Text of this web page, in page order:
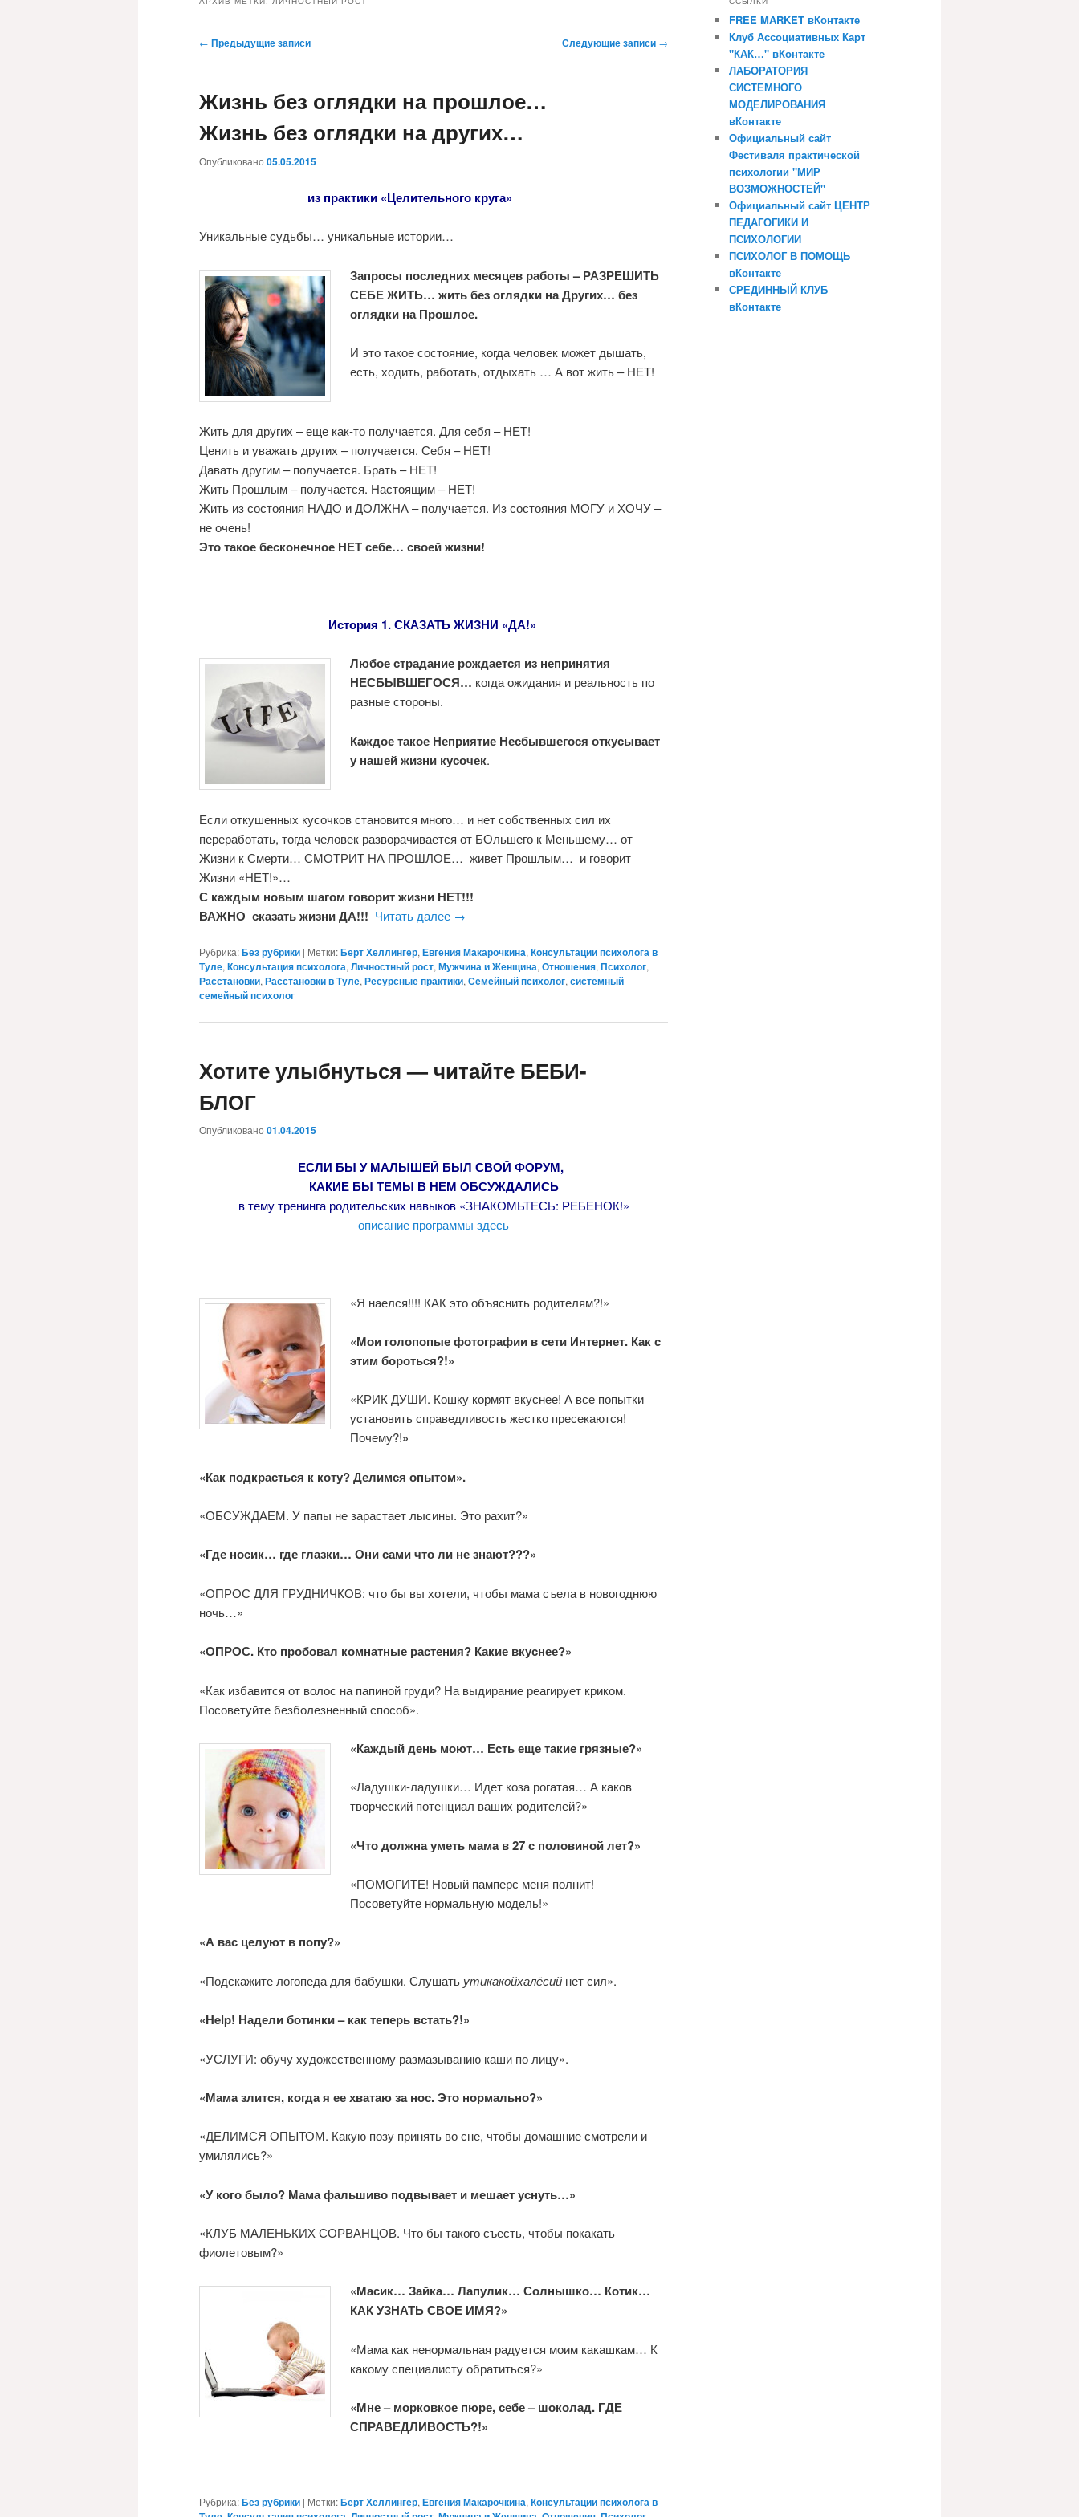
Навигация
← Предыдущие записи Следующие записи →
Жизнь без оглядки на прошлое…
Жизнь без оглядки на других…
Опубликовано 05.05.2015
из практики «Целительного круга»
Уникальные судьбы… уникальные истории…
Запросы последних месяцев работы – РАЗРЕШИТЬ
СЕБЕ ЖИТЬ… жить без оглядки на Других… без
оглядки на Прошлое.
И это такое состояние, когда человек может дышать,
есть, ходить, работать, отдыхать … А вот жить – НЕТ!
Жить для других – еще как-то получается. Для себя – НЕТ!
Ценить и уважать других – получается. Себя – НЕТ!
Давать другим – получается. Брать – НЕТ!
Жить Прошлым – получается. Настоящим – НЕТ!
Жить из состояния НАДО и ДОЛЖНА – получается. Из состояния МОГУ и ХОЧУ –
не очень!
Это такое бесконечное НЕТ себе… своей жизни!
История 1. СКАЗАТЬ ЖИЗНИ «ДА!»
Любое страдание рождается из непринятия
НЕСБЫВШЕГОСЯ… когда ожидания и реальность по
разные стороны.
Каждое такое Неприятие Несбывшегося откусывает
у нашей жизни кусочек.
Если откушенных кусочков становится много… и нет собственных сил их
переработать, тогда человек разворачивается от БОльшего к Меньшему… от
Жизни к Смерти… СМОТРИТ НА ПРОШЛОЕ… живет Прошлым… и говорит
Жизни «НЕТ!»…
С каждым новым шагом говорит жизни НЕТ!!!
ВАЖНО сказать жизни ДА!!! Читать далее →
Рубрика:Без рубрики | Метки:Берт Хеллингер, Евгения Макарочкина, Консультации психолога в
Туле, Консультация психолога, Личностный рост, Мужчина и Женщина, Отношения, Психолог,
Расстановки, Расстановки в Туле, Ресурсные практики, Семейный психолог, системный
семейный психолог
Хотите улыбнуться — читайте БЕБИ-
БЛОГ
Опубликовано 01.04.2015
ЕСЛИ БЫ У МАЛЫШЕЙ БЫЛ СВОЙ ФОРУМ,
КАКИЕ БЫ ТЕМЫ В НЕМ ОБСУЖДАЛИСЬ
в тему тренинга родительских навыков «ЗНАКОМЬТЕСЬ: РЕБЕНОК!»
описание программы здесь
«Я наелся!!!! КАК это объяснить родителям?!»
«Мои голопопые фотографии в сети Интернет. Как с
этим бороться?!»
«КРИК ДУШИ. Кошку кормят вкуснее! А все попытки
установить справедливость жестко пресекаются!
Почему?!»
«Как подкрасться к коту? Делимся опытом».
«ОБСУЖДАЕМ. У папы не зарастает лысины. Это рахит?»
«Где носик… где глазки… Они сами что ли не знают???»
«ОПРОС ДЛЯ ГРУДНИЧКОВ: что бы вы хотели, чтобы мама съела в новогоднюю
ночь…»
«ОПРОС. Кто пробовал комнатные растения? Какие вкуснее?»
«Как избавится от волос на папиной груди? На выдирание реагирует криком.
Посоветуйте безболезненный способ».
«Каждый день моют… Есть еще такие грязные?»
«Ладушки-ладушки… Идет коза рогатая… А каков
творческий потенциал ваших родителей?»
«Что должна уметь мама в 27 с половиной лет?»
«ПОМОГИТЕ! Новый памперс меня полнит!
Посоветуйте нормальную модель!»
«А вас целуют в попу?»
«Подскажите логопеда для бабушки. Слушать утикакойхалёсий нет сил».
«Help! Надели ботинки – как теперь встать?!»
«УСЛУГИ: обучу художественному размазыванию каши по лицу».
«Мама злится, когда я ее хватаю за нос. Это нормально?»
«ДЕЛИМСЯ ОПЫТОМ. Какую позу принять во сне, чтобы домашние смотрели и
умилялись?»
«У кого было? Мама фальшиво подвывает и мешает уснуть…»
«КЛУБ МАЛЕНЬКИХ СОРВАНЦОВ. Что бы такого съесть, чтобы покакать
фиолетовым?»
«Масик… Зайка… Лапулик… Солнышко… Котик…
КАК УЗНАТЬ СВОЕ ИМЯ?»
«Мама как ненормальная радуется моим какашкам… К
какому специалисту обратиться?»
«Мне – морковкое пюре, себе – шоколад. ГДЕ
СПРАВЕДЛИВОСТЬ?!»
Рубрика:Без рубрики | Метки:Берт Хеллингер, Евгения Макарочкина, Консультации психолога в
FREE MARKET вКонтакте
Клуб Ассоциативных Карт
"КАК…" вКонтакте
ЛАБОРАТОРИЯ
СИСТЕМНОГО
МОДЕЛИРОВАНИЯ
вКонтакте
Официальный сайт
Фестиваля практической
психологии "МИР
ВОЗМОЖНОСТЕЙ"
Официальный сайт ЦЕНТР
ПЕДАГОГИКИ И
ПСИХОЛОГИИ
ПСИХОЛОГ В ПОМОЩЬ
вКонтакте
СРЕДИННЫЙ КЛУБ
вКонтакте